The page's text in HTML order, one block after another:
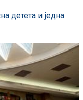
детета и једна